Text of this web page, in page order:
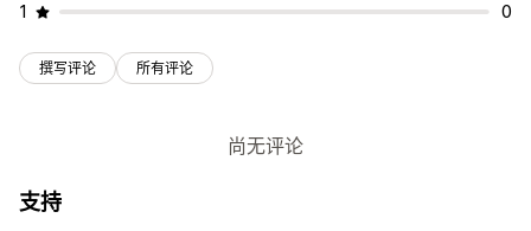
1
0
撰写评论 所有评论
尚无评论
支持